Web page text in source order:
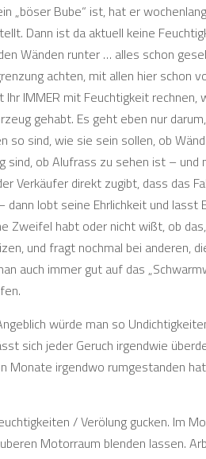
„böser Bube“ ist, hat er
Dann ist da aktuell keine
Wänden runter … alles schon
achten, mit allen hier schon
Ihr IMMER mit Feuchtigkeit
gehabt. Es geht eben nur
so sind, wie sie sein sollen, ob
sind, ob Alufrass zu sehen ist –
Verkäufer direkt zugibt, dass das
lobt seine Ehrlichkeit und lasst
Zweifel habt oder nicht wißt, ob
und fragt nochmal bei anderen,
auch immer gut auf das
würde man so
sich jeder Geruch irgendwie
Monate irgendwo rumgestanden
/ Verölung gucken. Im
Motorraum blenden lassen.